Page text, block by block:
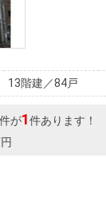
13階建／84戸
が1件あります！